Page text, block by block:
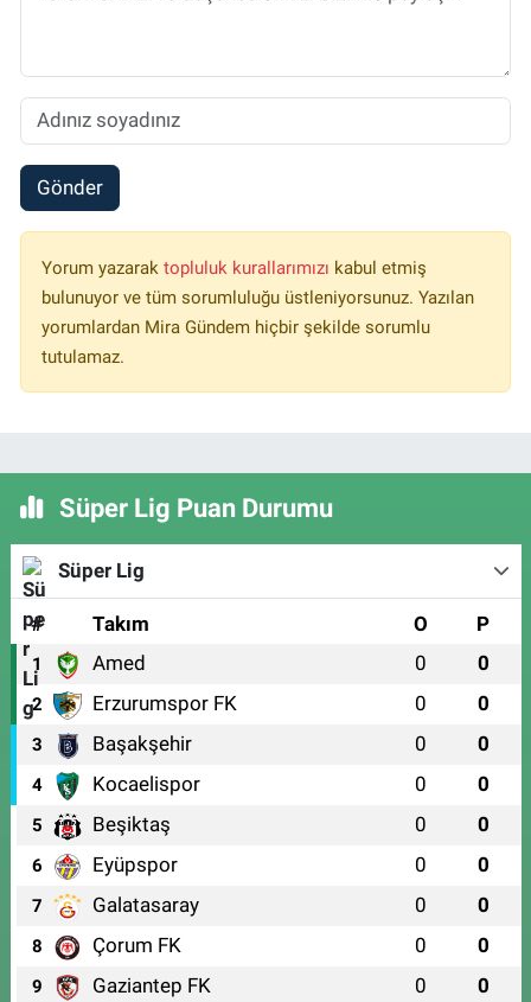
Gönder
Yorum yazarak topluluk kurallarımızı kabul etmiş
bulunuyor ve tüm sorumluluğu üstleniyorsunuz. Yazılan
yorumlardan Mira Gündem hiçbir şekilde sorumlu
tutulamaz.
Süper Lig Puan Durumu
Süper Lig
# Takım O P
1 Amed 0 0
2 Erzurumspor FK 0 0
3 Başakşehir 0 0
4 Kocaelispor 0 0
5 Beşiktaş 0 0
6 Eyüpspor 0 0
7 Galatasaray 0 0
8 Çorum FK 0 0
9 Gaziantep FK 0 0